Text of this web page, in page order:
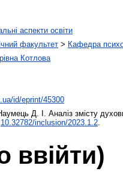
аспекти освіти
факультет > Кафедра
Котлова
id/eprint/45300
Д. І.
Аналіз змісту
10.32782/inclusion/2023.1.2
ввійти)